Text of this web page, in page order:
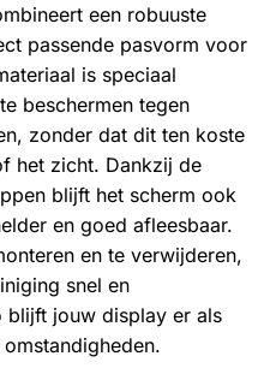
een robuuste
passende pasvorm voor
is speciaal
beschermen tegen
zonder dat dit ten koste
het zicht. Dankzij de
blijft het scherm ook
en goed afleesbaar.
en te verwijderen,
snel en
blijft jouw display er als